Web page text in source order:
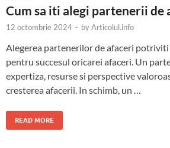
Cum sa iti alegi partenerii
12 octombrie 2024 - byArticolul.info
Alegerea partenerilor de afaceri potriviti
pentru succesul oricarei afaceri. Un
expertiza, resurse si perspective
cresterea afacerii. In schimb, un …
READ MORE